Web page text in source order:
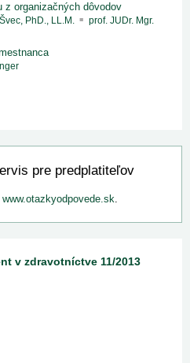
z organizačných dôvodov
PhD., LL.M.
prof. JUDr. Mgr.
pre predplatiteľov
www.otazkyodpovede.sk.
v zdravotníctve 11/2013